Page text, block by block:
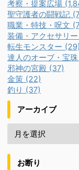
考察・提案広場
聖守護者の闘戦記
職業・特技・呪文
装備・アクセサリ
転生モンスター (29)
達人のオーブ・宝
邪神の宮殿 (37)
金策 (22)
釣り (37)
アーカイブ
お断り